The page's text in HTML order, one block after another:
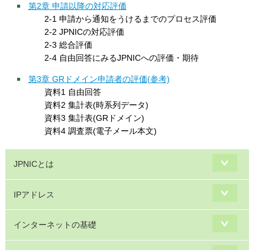
第2章 申請以降の対応評価
2-1 申請から通知をうけるまでのプロセス評価
2-2 JPNICの対応評価
2-3 総合評価
2-4 自由回答にみるJPNICへの評価・期待
第3章 GRドメイン申請者の評価(参考)
資料1 自由回答
資料2 集計表(時系列データ)
資料3 集計表(GRドメイン)
資料4 調査票(電子メール本文)
JPNICとは
IPアドレス
インターネットの基礎